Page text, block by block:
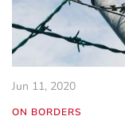
Jun 11, 2020
ON BORDERS